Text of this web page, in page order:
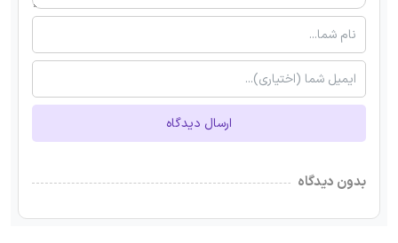
ارسال دیدگاه
بدون دیدگاه